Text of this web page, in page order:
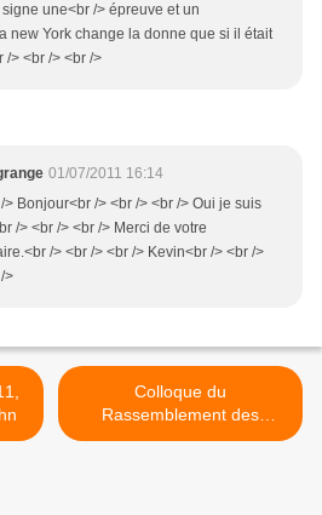
une<br /> épreuve et un
new York change la donne que si il était
/> <br /> <br />
01/07/2011 16:14
> Bonjour<br /> <br /> <br /> Oui je suis
/> <br /> <br /> Merci de votre
/> <br /> <br /> Kevin<br /> <br />
>
Colloque du
Rassemblement des
Astrologues Occidentaux